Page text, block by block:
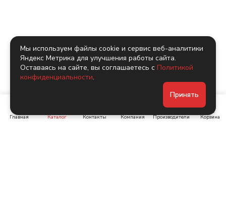
Главная Каталог Контакты Компания Производители Корзина
Мы используем файлы cookie и сервис веб-аналитики
Яндекс Метрика для улучшения работы сайта.
Оставаясь на сайте, вы соглашаетесь с Политикой
конфиденциальности.
Принять